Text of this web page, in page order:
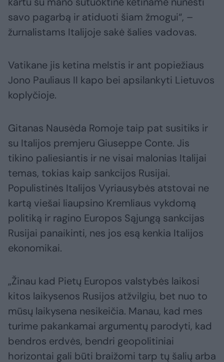
savo pagarbą ir atiduoti šiam žmogui“, –
žurnalistams Italijoje sakė šalies vadovas.
Vatikane jis ketina melstis ir ant popiežiaus
Jono Pauliaus II kapo bei apsilankyti Lietuvos
koplyčioje.
Gitanas Nausėda Romoje taip pat susitiks ir
su Italijos premjeru Giuseppe Conte. Jis
tikino paliesiantis ir ne visai malonias Italijai
temas, tokias kaip sankcijos Rusijai.
Populistinės Italijos Vyriausybės atstovai ne
kartą viešai liaupsino Kremliaus vykdomą
politiką ir ragino Europos Sąjungą sankcijas
Rusijai panaikinti, nes jos esą kenkia Italijos
ekonomikai.
„Žinau kad Pietų Europos valstybės laikosi
kitos laikysenos Rusijos atžvilgiu, bet nuo to
mūsų laikysena nesikeičia. Manau, kad mes
turime pakankamai argumentų parodyti, kad
bendros erdvės, bendri geopolitiniai
horizontai gali būti braižomi tarp tų šalių arba